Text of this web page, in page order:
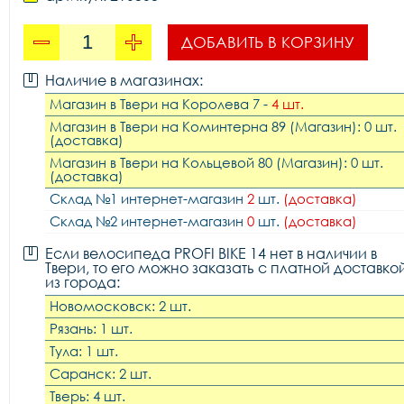
ДОБАВИТЬ В КОРЗИНУ
Наличие в магазинах:
Магазин в Твери на Королева 7 - 4 шт.
Магазин в Твери на Коминтерна 89 (Магазин): 0 шт.
(доставка)
Магазин в Твери на Кольцевой 80 (Магазин): 0 шт.
(доставка)
Склад №1 интернет-магазин 2 шт. (доставка)
Склад №2 интернет-магазин 0 шт. (доставка)
Если велосипеда PROFI BIKE 14 нет в наличии в
Твери, то его можно заказать с платной
из города:
Новомосковск: 2 шт.
Рязань: 1 шт.
Тула: 1 шт.
Саранск: 2 шт.
Тверь: 4 шт.